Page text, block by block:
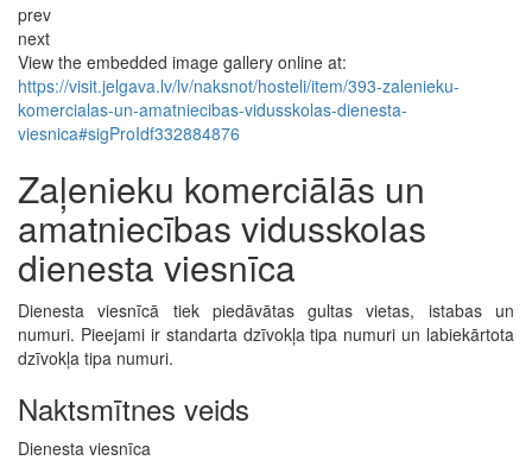
prev
next
View the embedded image gallery online at:
https://visit.jelgava.lv/lv/naksnot/hosteli/item/393-zalenieku-
komercialas-un-amatniecibas-vidusskolas-dienesta-
viesnica#sigProIdf332884876
Zaļenieku komerciālās un
amatniecības vidusskolas
dienesta viesnīca
Dienesta viesnīcā tiek piedāvātas gultas vietas, istabas un
numuri. Pieejami ir standarta dzīvokļa tipa numuri un labiekārtota
dzīvokļa tipa numuri.
Naktsmītnes veids
Dienesta viesnīca